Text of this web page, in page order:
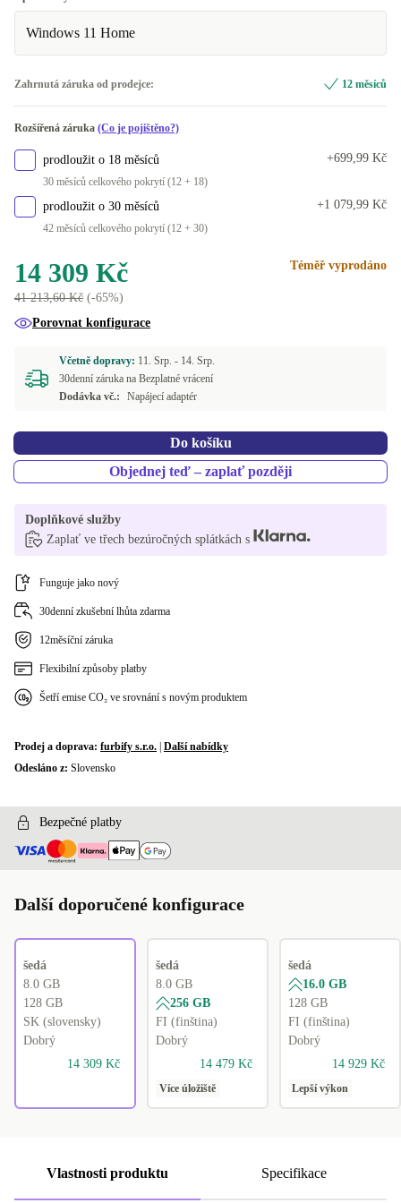
ES (španělština)
IT (italština)
NL (nizozemština)
PT (portugalština)
SE (švédština)
SI (slovinština)
SK (slovensky)
Nové
Windows 11 Home
Zahrnutá záruka od prodejce: 12 měsíců
Rozšířená záruka (Co je pojištěno?)
prodloužit o 18 měsíců
30 měsíců celkového pokrytí (12 + 18)
+699,99 Kč
prodloužit o 30 měsíců
42 měsíců celkového pokrytí (12 + 30)
+1 079,99 Kč
14 309 Kč
41 213,60 Kč (-65%)
Téměř vyprodáno
Porovnat konfigurace
Včetně dopravy: 11. Srp. - 14. Srp.
30denní záruka na Bezplatné vrácení
Dodávka vč.:
Napájecí adaptér
Do košíku
Objednej teď – zaplať později
Doplňkové služby
Zaplať ve třech bezúročných splátkách s
Funguje jako nový
30denní zkušební lhůta zdarma
12měsíční záruka
Flexibilní způsoby platby
Šetří emise CO₂ ve srovnání s novým produktem
Prodej a doprava: furbify s.r.o. Další nabídky
Odesláno z: Slovensko
Bezpečné platby
Další doporučené konfigurace
šedá
8.0 GB
128 GB
SK (slovensky)
Dobrý
14 309 Kč
šedá
8.0 GB
256 GB
FI (finština)
Dobrý
14 479 Kč
Více úložiště
šedá
16.0 GB
128 GB
FI (finština)
Dobrý
14 929 Kč
Lepší výkon
Vlastnosti produktu Specifikace